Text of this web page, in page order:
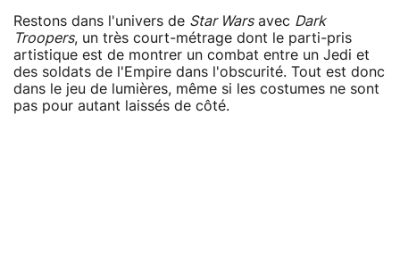
Restons dans l'univers de Star Warsavec Dark
Troopers, un très court-métrage dont le parti-pris
artistique est de montrer un combat entre un Jedi et
des soldats de l'Empire dans l'obscurité. Tout est donc
dans le jeu de lumières, même si les costumes ne sont
pas pour autant laissés de côté.